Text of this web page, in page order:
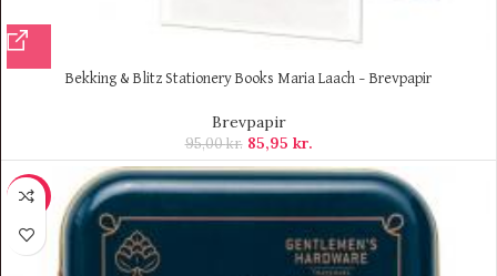
Bekking & Blitz Stationery Books Maria Laach – Brevpapir
Brevpapir
95,00kr. 85,95 kr.
-11%